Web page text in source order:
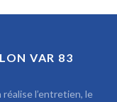
VAR 83
l’entretien, le